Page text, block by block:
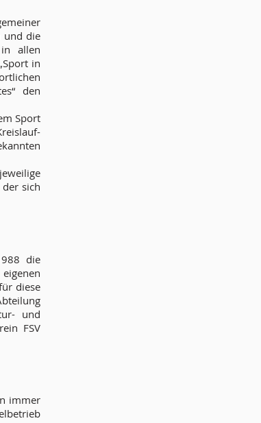
und die
allen
in
den
Sport
sich
die
diese
und
FSV
immer